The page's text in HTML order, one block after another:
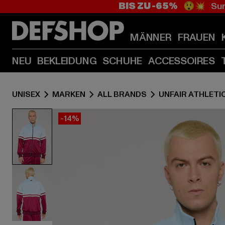
BIS ZU -65% 😲💥
MÄNNER FRAUEN
NEU BEKLEIDUNG SCHUHE ACCESSOIRES
UNISEX MARKEN ALL BRANDS UNFAIR
-14%